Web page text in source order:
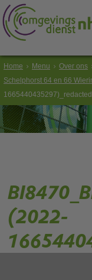
Home Menu Over ons
Schelphorst 64 en 66
1665440435297)_redacted
(2022-